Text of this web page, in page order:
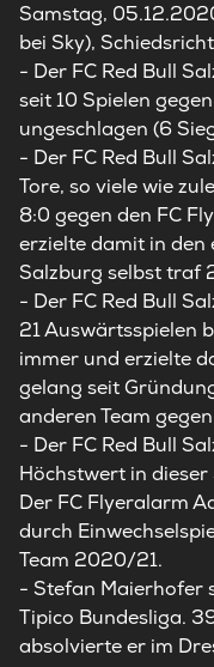
Samstag,
bei Sky),
- Der FC Red Bull
seit 10 Spielen
ungeschlagen (6
- Der FC Red Bull
Tore, so viele wie
8:0 gegen den FC
erzielte damit in den
Salzburg selbst traf
- Der FC Red Bull
21 Auswärtsspielen
immer und erzielte
gelang seit
anderen Team
- Der FC Red Bull
Höchstwert in
Der FC Flyeralarm
durch
Team 2020/21.
- Stefan Maierhofer
Tipico Bundesliga.
absolvierte er im